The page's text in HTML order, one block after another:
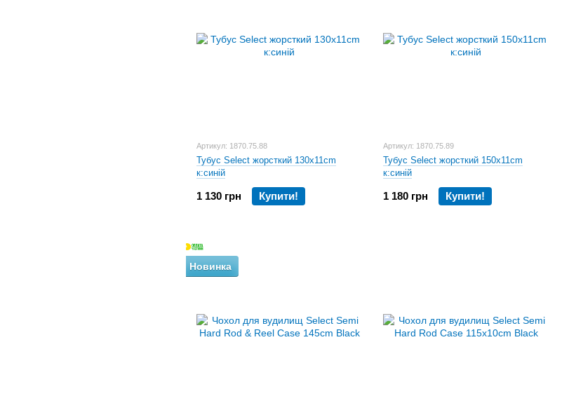
Артикул: 1870.75.88
Тубус Select жорсткий 130х11cm
к:синій
1 130 грн Купити!
Артикул: 1870.75.89
Тубус Select жорсткий 150х11cm
к:синій
1 180 грн Купити!
Новинка